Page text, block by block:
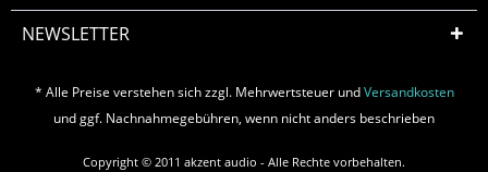
NEWSLETTER
* Alle Preise verstehen sich zzgl. Mehrwertsteuer undVersandkosten
und ggf. Nachnahmegebühren, wenn nicht anders beschrieben
Copyright © 2011 akzent audio - Alle Rechte vorbehalten.